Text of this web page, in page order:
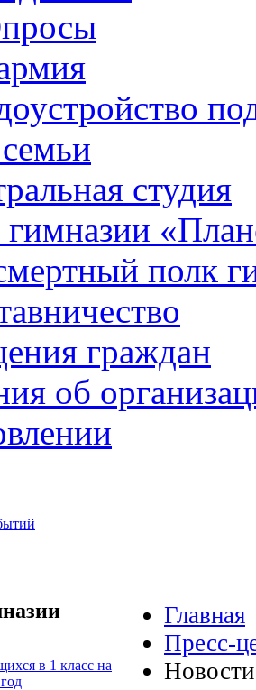
студия
полк
граждан
об
в 1 класс на
Главная
Пресс-
Новости